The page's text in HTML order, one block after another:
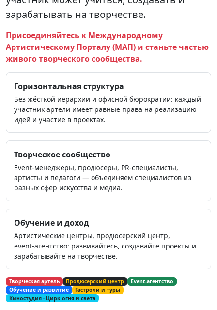
зарабатывать на творчестве.
Присоединяйтесь к Международному
Артистическому Порталу (МАП) и станьте частью
живого творческого сообщества.
Горизонтальная структура
Без жёсткой иерархии и офисной бюрократии: каждый
участник артели имеет равные права на реализацию
идей и участие в проектах.
Творческое сообщество
Event‑менеджеры, продюсеры, PR‑специалисты,
артисты и педагоги — объединяем специалистов из
разных сфер искусства и медиа.
Обучение и доход
Артистические центры, продюсерский центр,
event‑агентство: развивайтесь, создавайте проекты и
зарабатывайте на творчестве.
Творческая артель Продюсерский центр
Event‑агентство
Обучение и развитие
Гастроли и туры
Киностудия · Цирк огня и света